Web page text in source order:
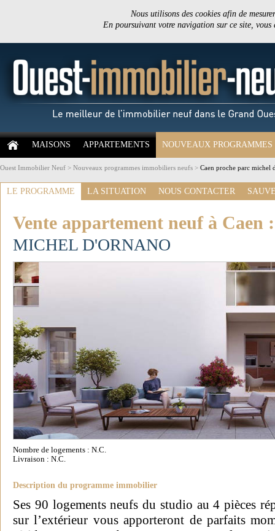
Nous utilisons des cookies afin de
En poursuivant votre navigation sur ce site,
MAISONS APPARTEMENTS NOUVEAUX PROGRAMMES
Ouest Immobilier Neuf > Nouveaux programmes immobiliers neufs > Caen proche parc michel
LE PROGRAMME LA SITUATION NOUS CONTACTER
Vente appartement neuf à Caen
MICHEL D'ORNANO
Nombre de logements : N.C.
Livraison : N.C.
Description du programme immobilier
Ses 90 logements neufs du studio au 4 pièces
sur l’extérieur vous apporteront de parfaits